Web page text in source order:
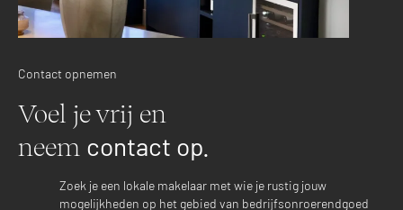
Contact opnemen
Voel je vrij en
neem contact op.
Zoek je een lokale makelaar met wie je rustig jouw
mogelijkheden op het gebied van bedrijfsonroerendgoed